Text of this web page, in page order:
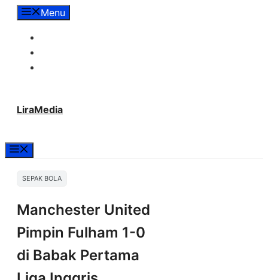
LangsungMenu
LiraMedia
SEPAK BOLA
Manchester United
Pimpin Fulham 1-0
di Babak Pertama